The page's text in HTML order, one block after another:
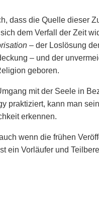
dass die Quelle dieser
dem Verfall der Zeit
– der Loslösung
– und der
geboren.
mit der Seele in
praktiziert, kann man
erkennen.
wenn die frühen
ein Vorläufer und